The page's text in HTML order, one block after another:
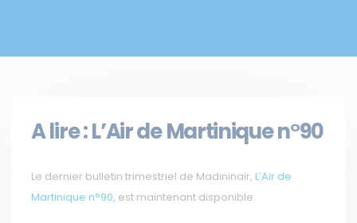
A lire : L’Air de Martinique n°90
Le dernier bulletin trimestriel de Madininair, L’Air de
Martinique n°90, est maintenant disponible.